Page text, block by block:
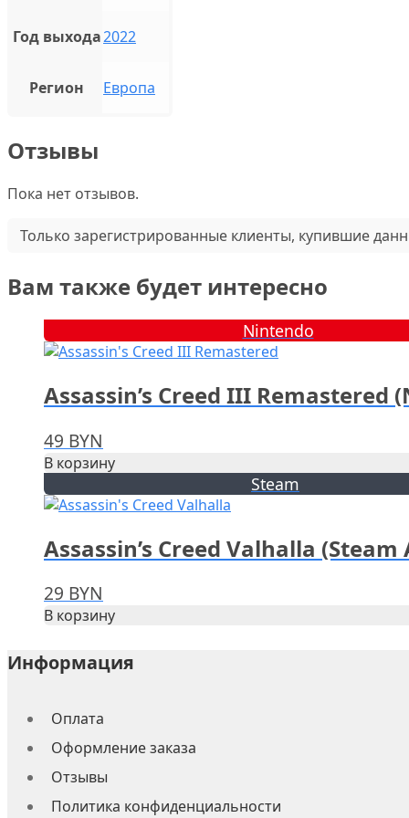
Год выхода2022
Регион Европа
Отзывы
Пока нет отзывов.
Только зарегистрированные клиенты, купившие
Вам также будет интересно
Nintendo
Assassin’s Creed III Remastered
49 BYN
В корзину
Steam
Assassin’s Creed Valhalla
29 BYN
В корзину
Информация
Оплата
Оформление заказа
Отзывы
Политика конфиденциальности